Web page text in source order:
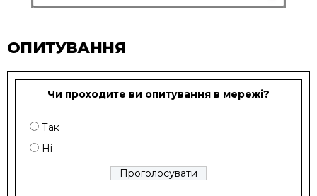
ОПИТУВАННЯ
Чи проходите ви опитування в мережі?
Так
Ні